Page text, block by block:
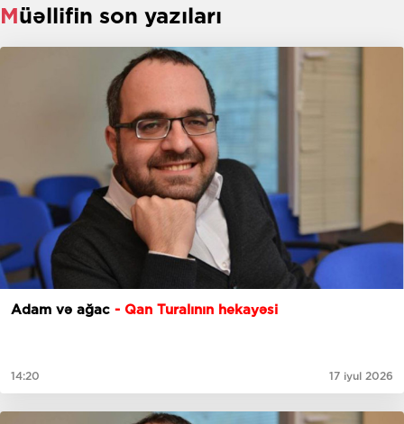
Müəllifin son yazıları
Adam və ağac - Qan Turalının hekayəsi
14:20 17 iyul 2026